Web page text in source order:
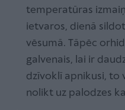
temperatūras
ietvaros, dienā
vēsumā. Tāpēc
galvenais, lai ir
dzīvoklī apnikusi, to
nolikt uz palodzes